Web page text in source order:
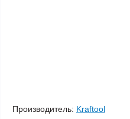
Производитель: Kraftool